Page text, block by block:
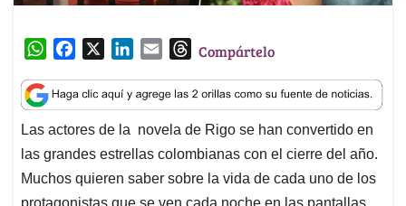
W
a
t
s
A
p
p
c
e
b
o
o
k
n
k
e
d
I
n
a
i
l
T
r
e
a
d
s
Compártelo
Las actores de la novela de Rigo se han convertido en
las grandes estrellas colombianas con el cierre del año.
Muchos quieren saber sobre la vida de cada uno de los